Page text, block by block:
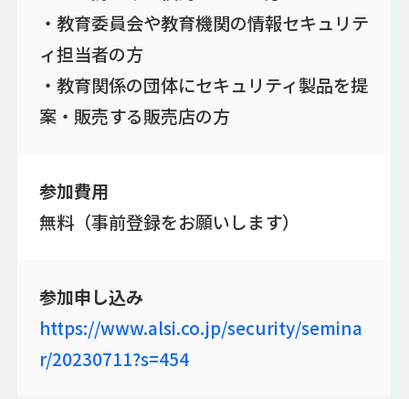
・教育委員会や教育機関の情報セキュリテ
ィ担当者の方
・教育関係の団体にセキュリティ製品を提
案・販売する販売店の方
参加費用
無料（事前登録をお願いします）
参加申し込み
https://www.alsi.co.jp/security/semina
r/20230711?s=454